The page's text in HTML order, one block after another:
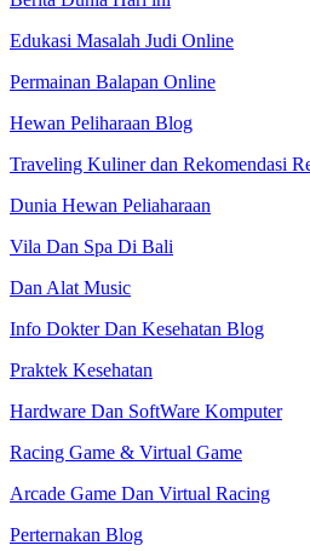
Edukasi Masalah Judi Online
Permainan Balapan Online
Hewan Peliharaan Blog
Traveling Kuliner dan Rekomendasi
Dunia Hewan Peliaharaan
Vila Dan Spa Di Bali
Dan Alat Music
Info Dokter Dan Kesehatan Blog
Praktek Kesehatan
Hardware Dan SoftWare Komputer
Racing Game & Virtual Game
Arcade Game Dan Virtual Racing
Perternakan Blog